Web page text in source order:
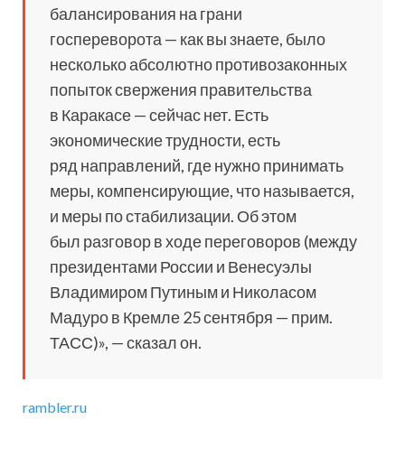
балансирования на грани
госпереворота — как вы знаете, было
несколько абсолютно противозаконных
попыток свержения правительства
в Каракасе — сейчас нет. Есть
экономические трудности, есть
ряд направлений, где нужно принимать
меры, компенсирующие, что называется,
и меры по стабилизации. Об этом
был разговор в ходе переговоров (между
президентами России и Венесуэлы
Владимиром Путиным и Николасом
Мадуро в Кремле 25 сентября — прим.
ТАСС)», — сказал он.
rambler.ru